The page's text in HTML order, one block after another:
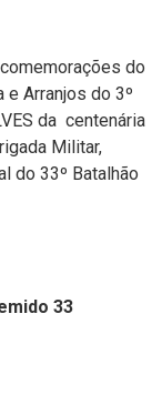
do
Arranjos do 3º
da centenária
Militar,
do 33º Batalhão
33